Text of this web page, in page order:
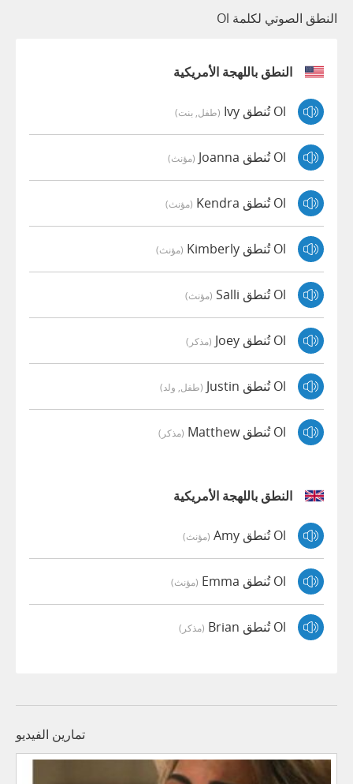
النطق الصوتي لكلمة Ol
النطق باللهجة الأمريكية
Ol تُنطق Ivy (طفل, بنت)
Ol تُنطق Joanna (مؤنث)
Ol تُنطق Kendra (مؤنث)
Ol تُنطق Kimberly (مؤنث)
Ol تُنطق Salli (مؤنث)
Ol تُنطق Joey (مذكر)
Ol تُنطق Justin (طفل, ولد)
Ol تُنطق Matthew (مذكر)
النطق باللهجة الأمريكية
Ol تُنطق Amy (مؤنث)
Ol تُنطق Emma (مؤنث)
Ol تُنطق Brian (مذكر)
تمارين الفيديو